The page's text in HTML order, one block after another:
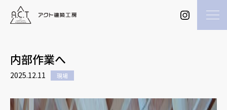
内部作業へ
2025.12.11 現場